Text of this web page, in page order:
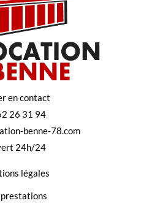
en contact
26 31 94
benne-78.com
24h/24
légales
prestations